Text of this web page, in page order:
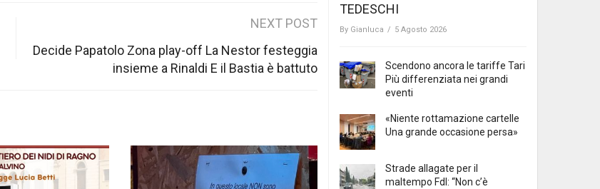
NEXT POST
Decide Papatolo Zona play-off La Nestor festeggia
insieme a Rinaldi E il Bastia è battuto
TEDESCHI
By Gianluca / 5 Agosto 2026
Scendono ancora le tariffe Tari
Più differenziata nei grandi
eventi
«Niente rottamazione cartelle
Una grande occasione persa»
Strade allagate per il
maltempo FdI: “Non c’è